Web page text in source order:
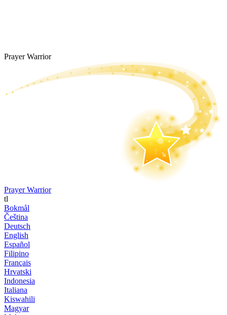
Prayer Warrior
Prayer Warrior
tl
Bokmål
Čeština
Deutsch
English
Español
Filipino
Français
Hrvatski
Indonesia
Italiana
Kiswahili
Magyar